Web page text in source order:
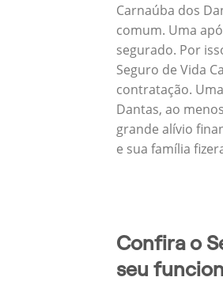
Carnaúba dos
comum. Uma
segurado. Por
Seguro de Vida
contratação.
Dantas, ao
grande alívio
e sua família
Confira o
seu